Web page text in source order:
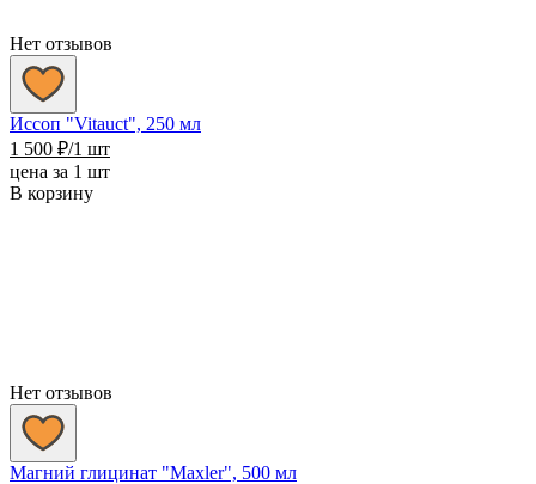
Нет отзывов
Иссоп "Vitauct", 250 мл
1 500 ₽/1 шт
цена за 1 шт
В корзину
Нет отзывов
Магний глицинат "Maxler", 500 мл